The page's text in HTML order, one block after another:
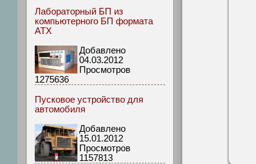
Лабораторный БП из
компьютерного БП формата
АТХ
Добавлено
04.03.2012
Просмотров
1275636
Пусковое устройство для
автомобиля
Добавлено
15.01.2012
Просмотров
1157813